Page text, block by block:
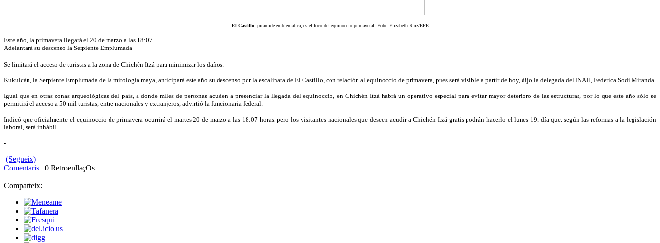
El Castillo, pirámide emblemática, es el foco del equinoccio primaveral. Foto: Elizabeth Ruiz/EFE
Este año, la primavera llegará el 20 de marzo a las 18:07
Adelantará su descenso la Serpiente Emplumada
Se limitará el acceso de turistas a la zona de Chichén Itzá para minimizar los daños.
Kukulcán, la Serpiente Emplumada de la mitología maya, anticipará este año su descenso por la escalinata de El Castillo, con relación al equinoccio de primavera, pues será visible a partir de hoy, dijo la delegada del INAH, Federica Sodi Miranda.
Igual que en otras zonas arqueológicas del país, a donde miles de personas acuden a presenciar la llegada del equinoccio, en Chichén Itzá habrá un operativo especial para evitar mayor deterioro de las estructuras, por lo que este año sólo se
permitirá el acceso a 50 mil turistas, entre nacionales y extranjeros, advirtió la funcionaria federal.
Indicó que oficialmente el equinoccio de primavera ocurrirá el martes 20 de marzo a las 18:07 horas, pero los visitantes nacionales que deseen acudir a Chichén Itzá gratis podrán hacerlo el lunes 19, día que, según las reformas a la legislación
laboral, será inhábil.
-
(Segueix)
Comentaris | 0 RetroenllaçOs
Comparteix: